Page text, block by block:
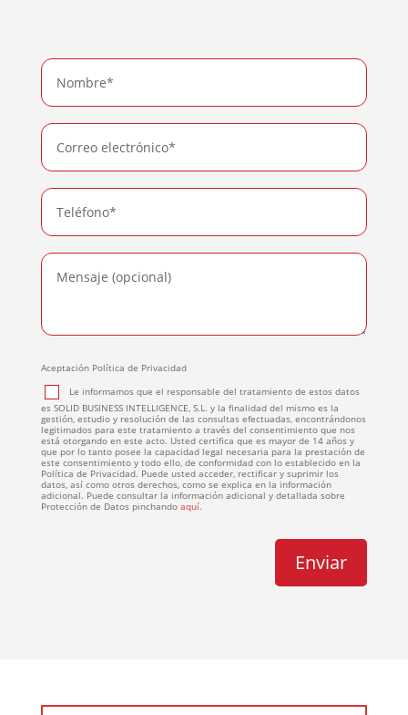
Aceptación Política de Privacidad
Le informamos que el responsable del tratamiento de estos datos
es SOLID BUSINESS INTELLIGENCE, S.L. y la finalidad del mismo es la
gestión, estudio y resolución de las consultas efectuadas, encontrándonos
legitimados para este tratamiento a través del consentimiento que nos
está otorgando en este acto. Usted certifica que es mayor de 14 años y
que por lo tanto posee la capacidad legal necesaria para la prestación de
este consentimiento y todo ello, de conformidad con lo establecido en la
Política de Privacidad. Puede usted acceder, rectificar y suprimir los
datos, así como otros derechos, como se explica en la información
adicional. Puede consultar la información adicional y detallada sobre
Protección de Datos pinchando aquí.